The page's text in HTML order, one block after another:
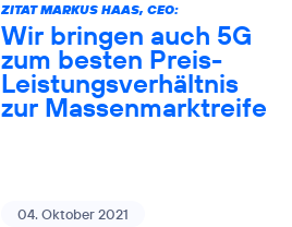
ZITAT MARKUS HAAS, CEO:
Wir bringen auch 5G
zum besten Preis-
Leistungsverhältnis
zur Massenmarktreife
04. Oktober 2021